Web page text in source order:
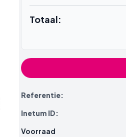
Totaal:
Referentie:
Inetum ID:
Voorraad